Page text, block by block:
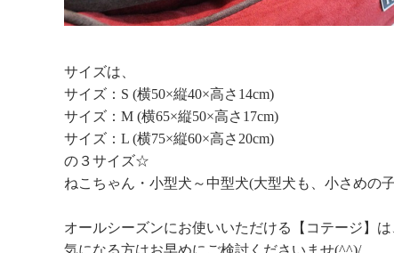
サイズは、
サイズ：S (横50×縦40×高さ14cm)
サイズ：M (横65×縦50×高さ17cm)
サイズ：L (横75×縦60×高さ20cm)
の３サイズ☆
ねこちゃん・小型犬～中型犬(大型犬も、小さめの
オールシーズンにお使いいただける【コテージ】
気になる方はお早めにご検討くださいませ(^^)/